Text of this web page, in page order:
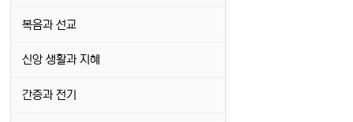
복음과 선교
신앙 생활과 지혜
간증과 전기